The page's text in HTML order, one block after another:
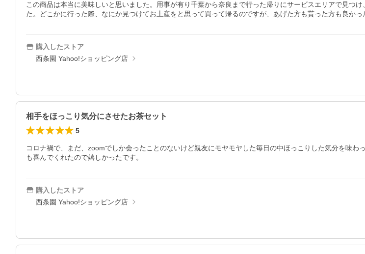
この商品は本当に美味しいと思いました。用事が有り千葉から奈良まで行った帰りにサービスエリアで見つ
た。どこかに行った際、なにか見つけてお土産をと思って買って帰るのですが、あげた方も貰った方も良か
購入したストア
西条園 Yahoo!ショッピング店
相手をほっこり気分にさせたお茶セット
5
コロナ禍で、まだ、zoomでしか会ったことのないけど親友にモヤモヤした毎日の中ほっこりした気分を味
も喜んでくれたので嬉しかったです。
購入したストア
西条園 Yahoo!ショッピング店